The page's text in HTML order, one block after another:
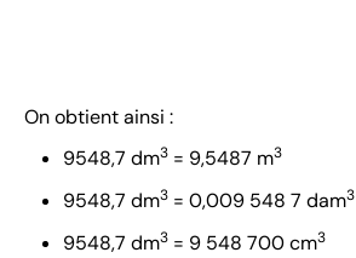
On obtient ainsi :
9548,7 dm3 = 9,5487 m3
9548,7 dm3 = 0,009 548 7 dam3
9548,7 dm3 = 9 548 700 cm3